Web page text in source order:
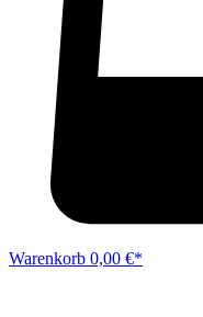
Warenkorb 0,00 €*